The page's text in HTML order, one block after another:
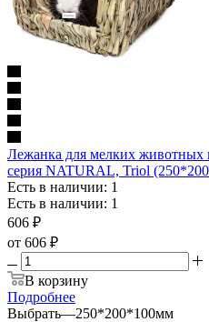
Лежанка для мелких животных
серия NATURAL, Triol
Есть в наличии: 1
Есть в наличии: 1
606 ₽
от 606 ₽
В корзину
Подробнее
Выбрать—250*200*100мм